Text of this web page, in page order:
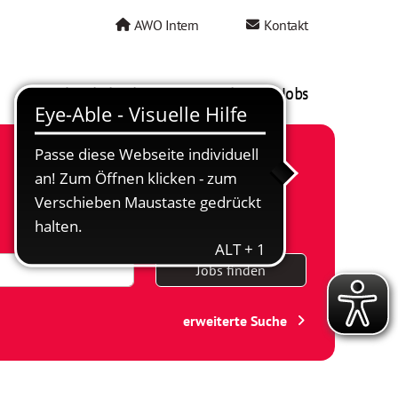
AWO Intern Kontakt
AWO als Arbeitgeber Mein AWO Jobs
Jobs finden
erweiterte Suche